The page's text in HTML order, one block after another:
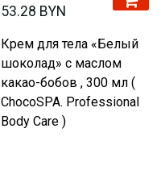
53.28 BYN
Крем для тела «Белый
шоколад» с маслом
какао-бобов , 300 мл (
ChocoSPA. Professional
Body Care )